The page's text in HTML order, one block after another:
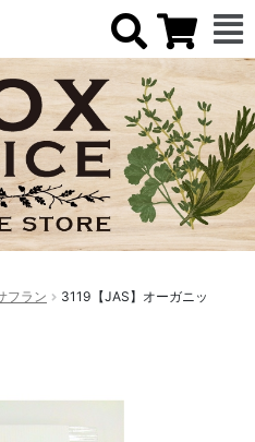
フラン
3119【JAS】オーガニッ